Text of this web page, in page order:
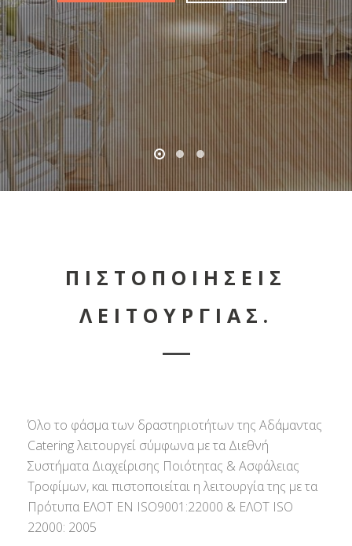
ΠΙΣΤΟΠΟΙΗΣΕΙΣ
ΛΕΙΤΟΥΡΓΙΑΣ.
Όλο το φάσμα των δραστηριοτήτων της Αδάμαντας
Catering λειτουργεί σύμφωνα με τα Διεθνή
Συστήματα Διαχείρισης Ποιότητας & Ασφάλειας
Τροφίμων, και πιστοποιείται η λειτουργία της με τα
Πρότυπα ΕΛΟΤ ΕΝ ISO9001:22000 & ΕΛΟΤ ISO
22000: 2005